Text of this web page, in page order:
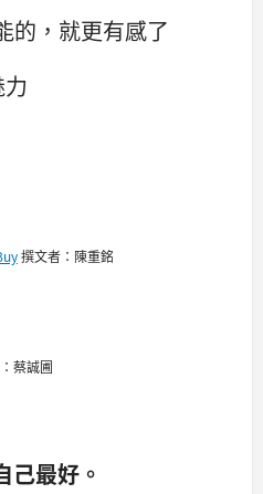
的，就更有感了
撰文者：陳重銘
蔡誠圃
己最好。